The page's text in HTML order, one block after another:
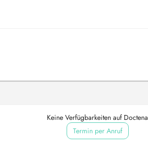
Keine Verfügbarkeiten auf Doctena
Termin per Anruf